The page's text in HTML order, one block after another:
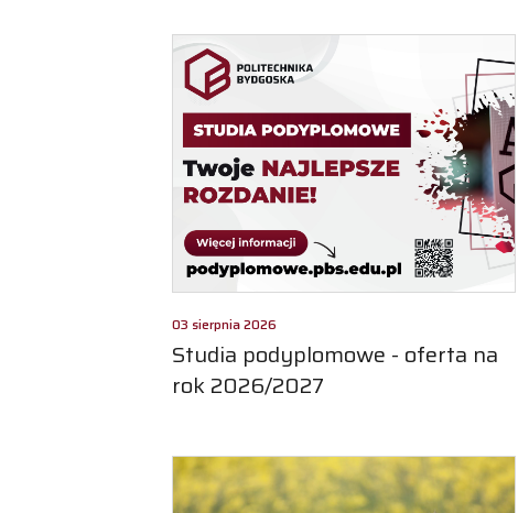
03 sierpnia 2026
Studia podyplomowe - oferta na
rok 2026/2027